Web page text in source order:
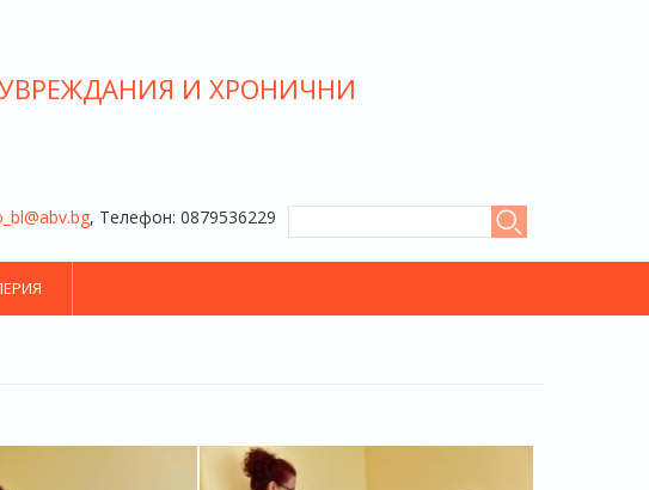
И ХРОНИЧНИ
, Телефон: 0879536229